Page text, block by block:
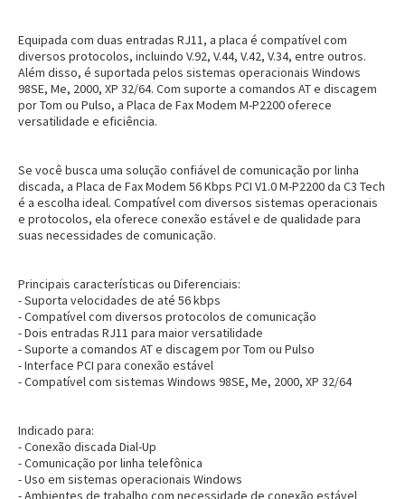
Equipada com duas entradas RJ11, a placa é compatível com
diversos protocolos, incluindo V.92, V.44, V.42, V.34, entre outros.
Além disso, é suportada pelos sistemas operacionais Windows
98SE, Me, 2000, XP 32/64. Com suporte a comandos AT e discagem
por Tom ou Pulso, a Placa de Fax Modem M-P2200 oferece
versatilidade e eficiência.
Se você busca uma solução confiável de comunicação por linha
discada, a Placa de Fax Modem 56 Kbps PCI V1.0 M-P2200 da C3 Tech
é a escolha ideal. Compatível com diversos sistemas operacionais
e protocolos, ela oferece conexão estável e de qualidade para
suas necessidades de comunicação.
Principais características ou Diferenciais:
- Suporta velocidades de até 56 kbps
- Compatível com diversos protocolos de comunicação
- Dois entradas RJ11 para maior versatilidade
- Suporte a comandos AT e discagem por Tom ou Pulso
- Interface PCI para conexão estável
- Compatível com sistemas Windows 98SE, Me, 2000, XP 32/64
Indicado para:
- Conexão discada Dial-Up
- Comunicação por linha telefônica
- Uso em sistemas operacionais Windows
- Ambientes de trabalho com necessidade de conexão estável